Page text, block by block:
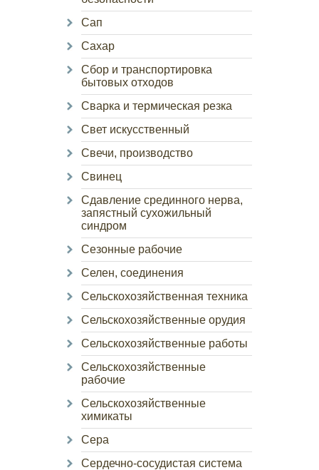
Сап
Сахар
Сбор и транспортировка
бытовых отходов
Сварка и термическая резка
Свет искусственный
Свечи, производство
Свинец
Сдавление срединного нерва,
запястный сухожильный
синдром
Сезонные рабочие
Селен, соединения
Сельскохозяйственная техника
Сельскохозяйственные орудия
Сельскохозяйственные работы
Сельскохозяйственные
рабочие
Сельскохозяйственные
химикаты
Сера
Сердечно-сосудистая система